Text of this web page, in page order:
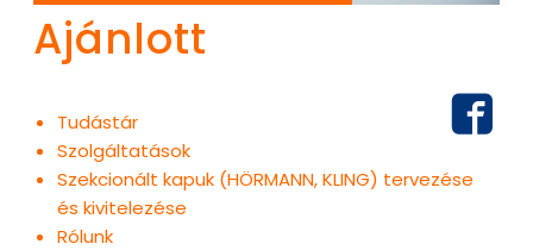
Ajánlott
Tudástár
Szolgáltatások
Szekcionált kapuk (HÖRMANN, KLING) tervezése
és kivitelezése
Rólunk